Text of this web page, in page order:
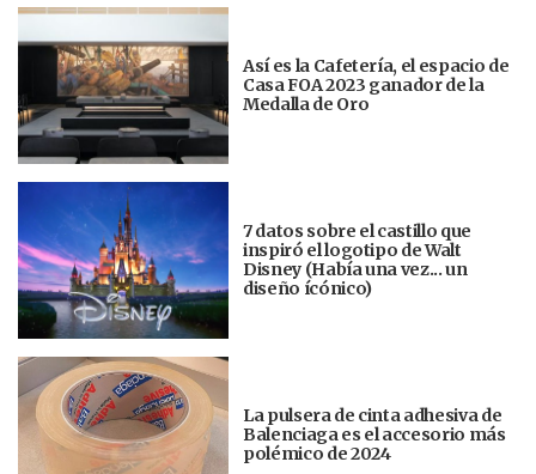
Así es la Cafetería, el espacio de
Casa FOA 2023 ganador de la
Medalla de Oro
7 datos sobre el castillo que
inspiró el logotipo de Walt
Disney (Había una vez... un
diseño ícónico)
La pulsera de cinta adhesiva de
Balenciaga es el accesorio más
polémico de 2024